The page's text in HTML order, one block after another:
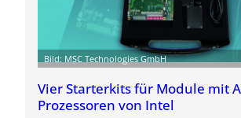
Bild: MSC Technologies GmbH
Vier Starterkits für Module mit
Prozessoren von Intel